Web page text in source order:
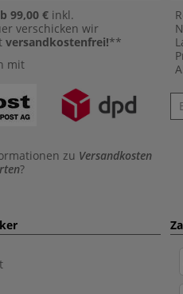
99,00 € inkl.
verschicken wir
versandkostenfrei!**
mit
zu Versandkosten
?